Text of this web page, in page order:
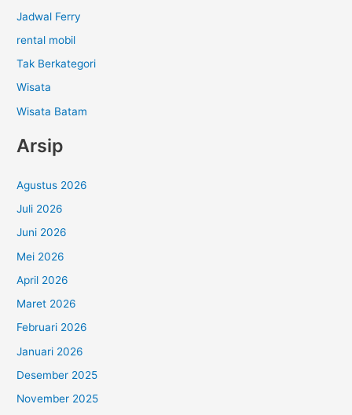
Jadwal Ferry
rental mobil
Tak Berkategori
Wisata
Wisata Batam
Arsip
Agustus 2026
Juli 2026
Juni 2026
Mei 2026
April 2026
Maret 2026
Februari 2026
Januari 2026
Desember 2025
November 2025